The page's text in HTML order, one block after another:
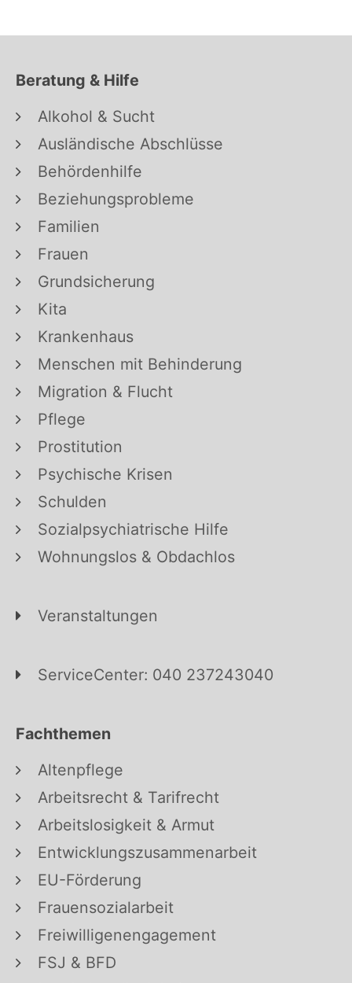
Beratung & Hilfe
Alkohol & Sucht
Ausländische Abschlüsse
Behördenhilfe
Beziehungsprobleme
Familien
Frauen
Grundsicherung
Kita
Krankenhaus
Menschen mit Behinderung
Migration & Flucht
Pflege
Prostitution
Psychische Krisen
Schulden
Sozialpsychiatrische Hilfe
Wohnungslos & Obdachlos
Veranstaltungen
ServiceCenter: 040 237243040
Fachthemen
Altenpflege
Arbeitsrecht & Tarifrecht
Arbeitslosigkeit & Armut
Entwicklungszusammenarbeit
EU-Förderung
Frauensozialarbeit
Freiwilligenengagement
FSJ & BFD